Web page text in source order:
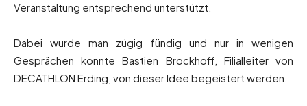
Veranstaltung entsprechend unterstützt.
Dabei wurde man zügig fündig und nur in wenigen
Gesprächen konnte Bastien Brockhoff, Filialleiter von
DECATHLON Erding, von dieser Idee begeistert werden.